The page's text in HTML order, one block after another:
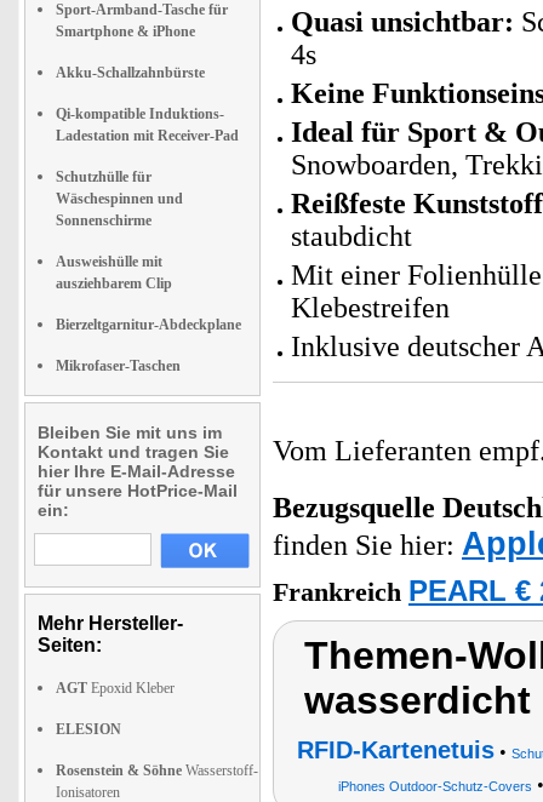
Sport-Armband-Tasche für
Smartphone & iPhone
Akku-Schallzahnbürste
Qi-kompatible Induktions-
Ladestation mit Receiver-Pad
Schutzhülle für
Wäschespinnen und
Sonnenschirme
Ausweishülle mit
ausziehbarem Clip
Bierzeltgarnitur-Abdeckplane
Mikrofaser-Taschen
Bleiben Sie mit uns im
Kontakt und tragen Sie
hier Ihre E-Mail-Adresse
für unsere HotPrice-Mail
ein:
Mehr Hersteller-
Seiten:
AGT Epoxid Kleber
ELESION
Rosenstein & Söhne Wasserstoff-
Ionisatoren
Quasi unsichtbar:
4s
Keine
Ideal für Sport &
Snowboarden,
Reißfeste
staubdicht
Mit einer
Klebestreifen
Inklusive deutscher
Vom Lieferanten
Bezugsquelle
finden Sie hier:
Frankreich PEARL €
Themen-
wasserdicht
RFID-Kartenetuis •
iPhones Outdoor-Schutz-Covers